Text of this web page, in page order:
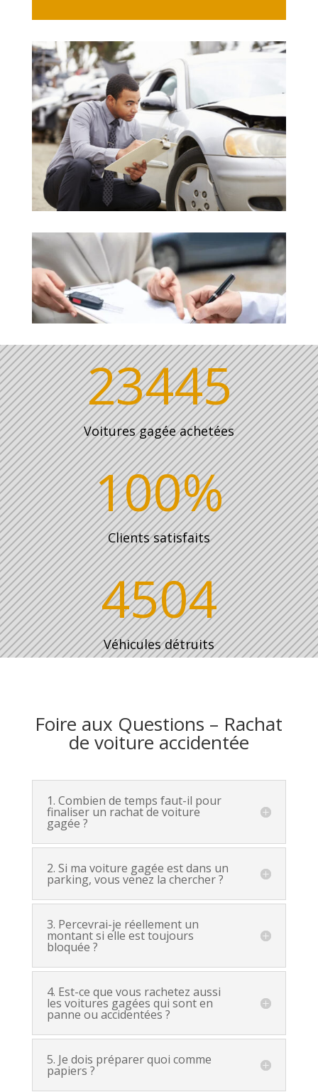
23445
Voitures gagée achetées
100%
Clients satisfaits
4504
Véhicules détruits
Foire aux Questions – Rachat
de voiture accidentée
1. Combien de temps faut-il pour
finaliser un rachat de voiture
gagée ?
2. Si ma voiture gagée est dans un
parking, vous venez la chercher ?
3. Percevrai-je réellement un
montant si elle est toujours
bloquée ?
4. Est-ce que vous rachetez aussi
les voitures gagées qui sont en
panne ou accidentées ?
5. Je dois préparer quoi comme
papiers ?